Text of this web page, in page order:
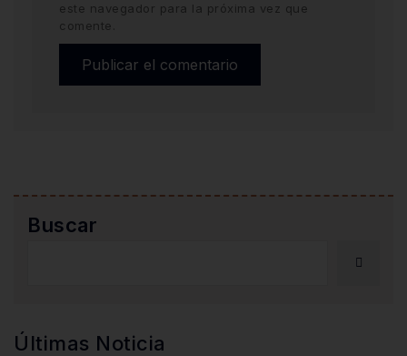
este navegador para la próxima vez que
comente.
Buscar
Últimas Noticia